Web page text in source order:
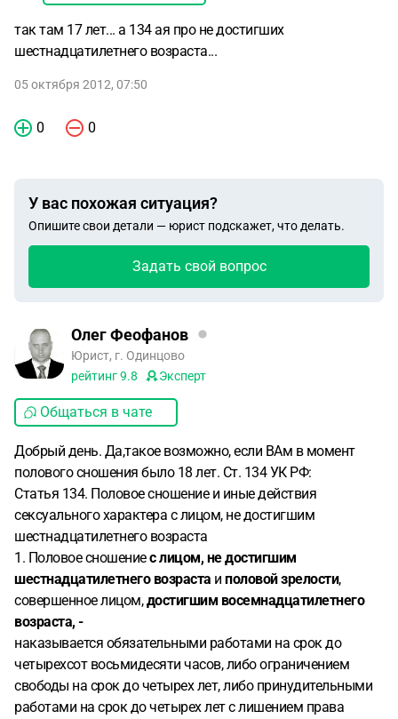
так там 17 лет... а 134 ая про не достигших
шестнадцатилетнего возраста...
05 октября 2012, 07:50
0 0
У вас похожая ситуация?
Опишите свои детали — юрист подскажет, что делать.
Задать свой вопрос
Олег Феофанов
Юрист, г. Одинцово
рейтинг9.8 Эксперт
Общаться в чате
Добрый день. Да,такое возможно, если ВАм в момент
полового сношения было 18 лет. Ст. 134 УК РФ:
Статья 134. Половое сношение и иные действия
сексуального характера с лицом, не достигшим
шестнадцатилетнего возраста
1. Половое сношениес лицом, не достигшим
шестнадцатилетнего возраста и половой зрелости,
совершенное лицом,достигшим восемнадцатилетнего
возраста, -
наказывается обязательными работами на срок до
четырехсот восьмидесяти часов, либо ограничением
свободы на срок до четырех лет, либо принудительными
работами на срок до четырех лет с лишением права